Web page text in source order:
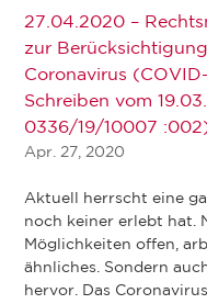
27.04.2020 –
zur
Coronavirus
Schreiben vom
0336/19/10007
Apr. 27, 2020
Aktuell herrscht eine
noch keiner erlebt hat.
Möglichkeiten offen,
ähnliches. Sondern
hervor. Das